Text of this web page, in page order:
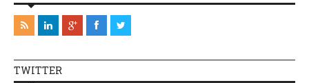
TWITTER